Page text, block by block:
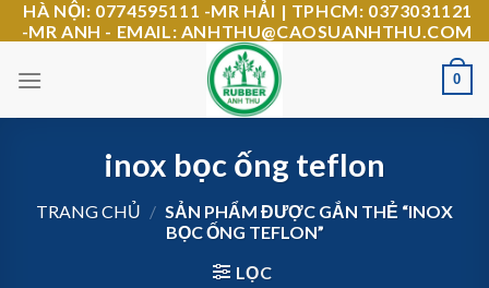
Skip
to
HÀ NỘI: 0774595111 -MR HẢI | TPHCM: 0373031121
-MR ANH - EMAIL: ANHTHU@CAOSUANHTHU.COM
0
inox bọc ống teflon
TRANG CHỦ / SẢN PHẨM ĐƯỢC GẮN THẺ “INOX
BỌC ỐNG TEFLON”
LỌC